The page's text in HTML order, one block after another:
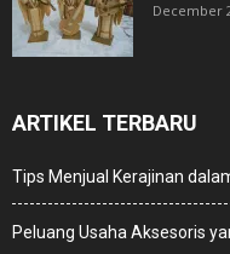
December
ARTIKEL TERBARU
Tips Menjual Kerajinan
Peluang Usaha Aksesoris